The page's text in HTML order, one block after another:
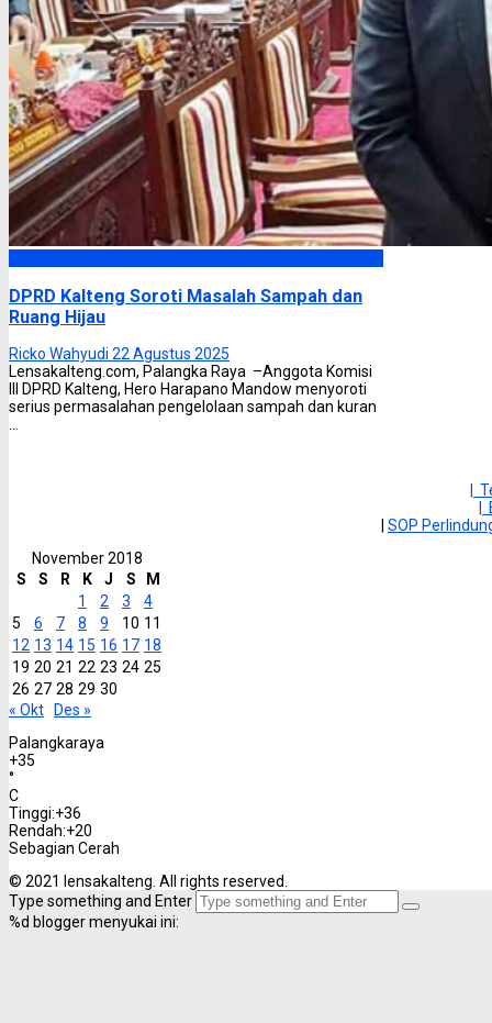
DPRD Kalteng Soroti Masalah Sampah dan
Ruang Hijau
Ricko Wahyudi 22 Agustus 2025
Lensakalteng.com, Palangka Raya –Anggota Komisi
III DPRD Kalteng, Hero Harapano Mandow menyoroti
serius permasalahan pengelolaan sampah dan kuran
|
SOP
November 2018
S
S R K J S
M
1
2 3
4
5
6 7 8 9 10 11
12 13 14 15 16 17 18
19 20 21 22 23 24 25
26 27 28 29 30
« Okt
Des »
Palangkaraya
+35
°
C
Tinggi:+36
Rendah:+20
Sebagian Cerah
© 2021 lensakalteng. All rights reserved.
Type something and Enter
%d blogger menyukai ini: